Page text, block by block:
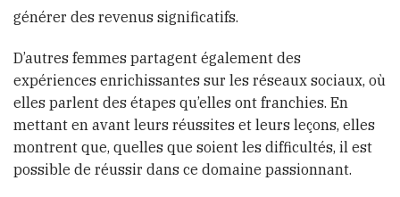
générer des revenus significatifs.
D’autres femmes partagent également des
expériences enrichissantes sur les réseaux sociaux, où
elles parlent des étapes qu’elles ont franchies. En
mettant en avant leurs réussites et leurs leçons, elles
montrent que, quelles que soient les difficultés, il est
possible de réussir dans ce domaine passionnant.